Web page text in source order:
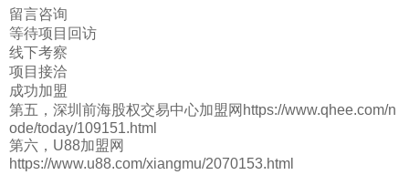
留言咨询
等待项目回访
线下考察
项目接洽
成功加盟
第五，深圳前海股权交易中心加盟网https://www.qhee.com/n
ode/today/109151.html
第六，U88加盟网
https://www.u88.com/xiangmu/2070153.html